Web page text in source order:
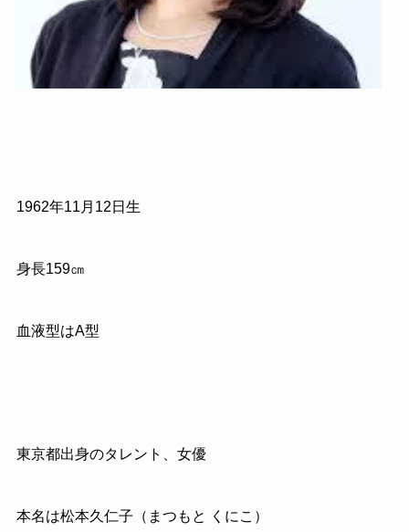
1962年11 月 12 日生
身長159㎝
血液型はA型
東京都出身のタレント、女優
本名は松本久仁子（まつもと くにこ）